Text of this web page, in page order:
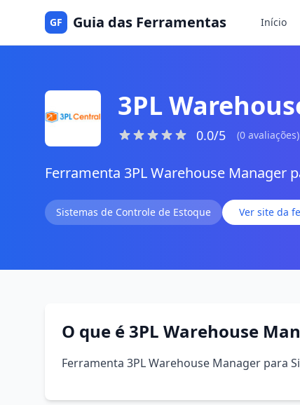
GF Guia das Ferramentas Início
3PL
0.0/5 (0 avaliações)
Ferramenta 3PL Warehouse Manager
Sistemas de Controle de Estoque Ver site da
O que é 3PL Warehouse
Ferramenta 3PL Warehouse Manager para